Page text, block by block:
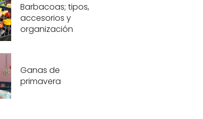
Barbacoas; tipos,
accesorios y
organización
Ganas de
primavera